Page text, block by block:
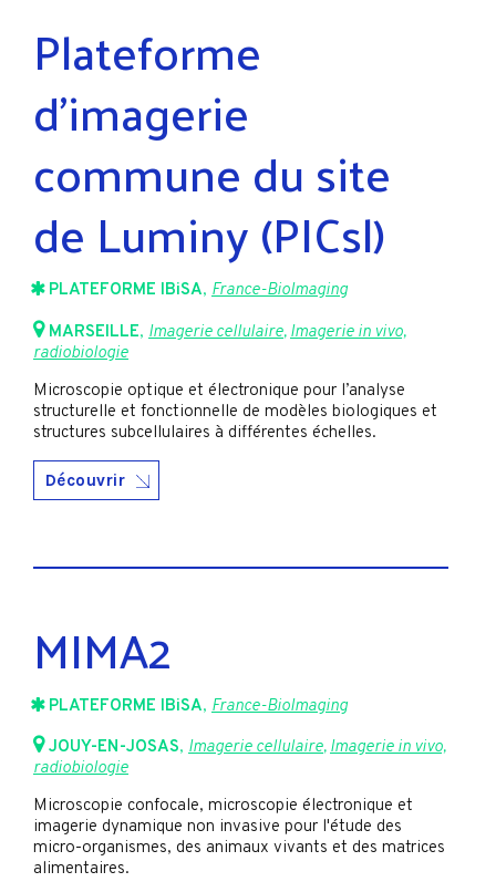
Plateforme
d’imagerie
commune du site
de Luminy (PICsl)
PLATEFORME IBiSA, France-BioImaging
MARSEILLE, Imagerie cellulaire, Imagerie in vivo,
radiobiologie
Microscopie optique et électronique pour l’analyse
structurelle et fonctionnelle de modèles biologiques et
structures subcellulaires à différentes échelles.
Découvrir
MIMA2
PLATEFORME IBiSA, France-BioImaging
JOUY-EN-JOSAS, Imagerie cellulaire,Imagerie in vivo,
radiobiologie
Microscopie confocale, microscopie électronique et
imagerie dynamique non invasive pour l'étude des
micro-organismes, des animaux vivants et des matrices
alimentaires.